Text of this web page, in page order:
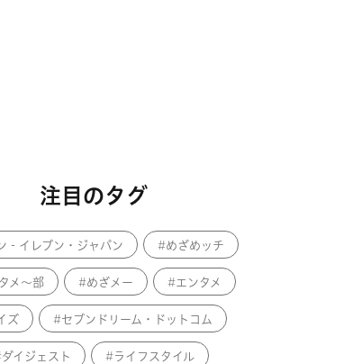
注目のタグ
‐イレブン・ジャパン めざめッチ
メ～部 めざメー エンタメ
ズ セブンドリーム・ドットコム
ダイジェスト ライフスタイル